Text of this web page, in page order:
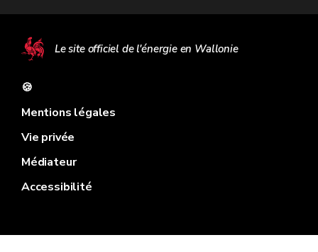
Le site officiel de l'énergie en Wallonie
🍪
Mentions légales
Vie privée
Médiateur
Accessibilité